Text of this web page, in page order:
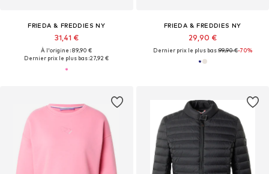
FRIEDA & FREDDIES NY
31,41 €
À l'origine : 89,90 €
Dernier prix le plus bas :27,92 €
FRIEDA & FREDDIES NY
29,90 €
Dernier prix le plus bas :99,90 €-70%